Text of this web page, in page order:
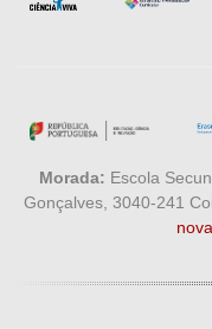
Morada: Escola
Gonçalves, 3040-241